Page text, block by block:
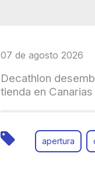
07 de agosto 2026
Decathlon
tienda en Canarias
apertura